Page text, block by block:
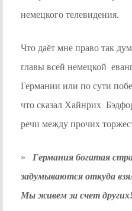
немецкого телевидения.
Что даёт мне право так
главы всей немецкой
Германии или по сути
что сказал Хайнрих
речи между прочих
»
Германия богатая
задумываются откуда
Мы живем за счет